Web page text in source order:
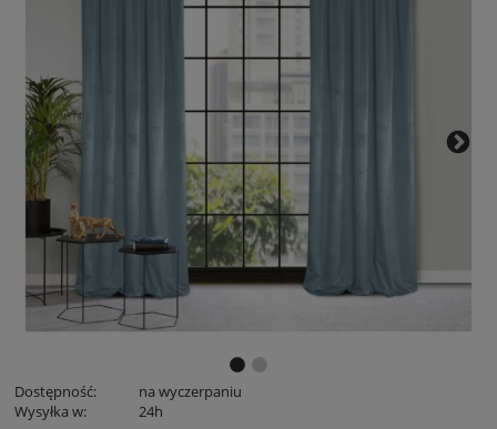
Dostępność:
na wyczerpaniu
Wysyłka w:
24h